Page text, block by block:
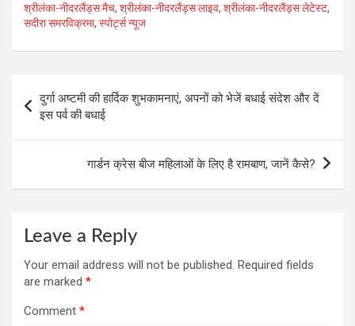
श्रीलंका-नीदरलैंड्स मैच, श्रीलंका-नीदरलैंड्स लाइव, श्रीलंका-नीदरलैंड्स लेटेस्ट,
सदीरा समरविक्रमा, स्पोर्ट्स न्यूज
navigation
दुर्गा अष्टमी की हार्दिक शुभकामनाएं, अपनों को भेजें बधाई संदेश और दें
इस पर्व की बधाई
गार्डन क्रेस बीज महिलाओं के लिए है रामबाण, जानें कैसे?
Leave a Reply
Your email address will not be published. Required fields
are marked *
Comment *